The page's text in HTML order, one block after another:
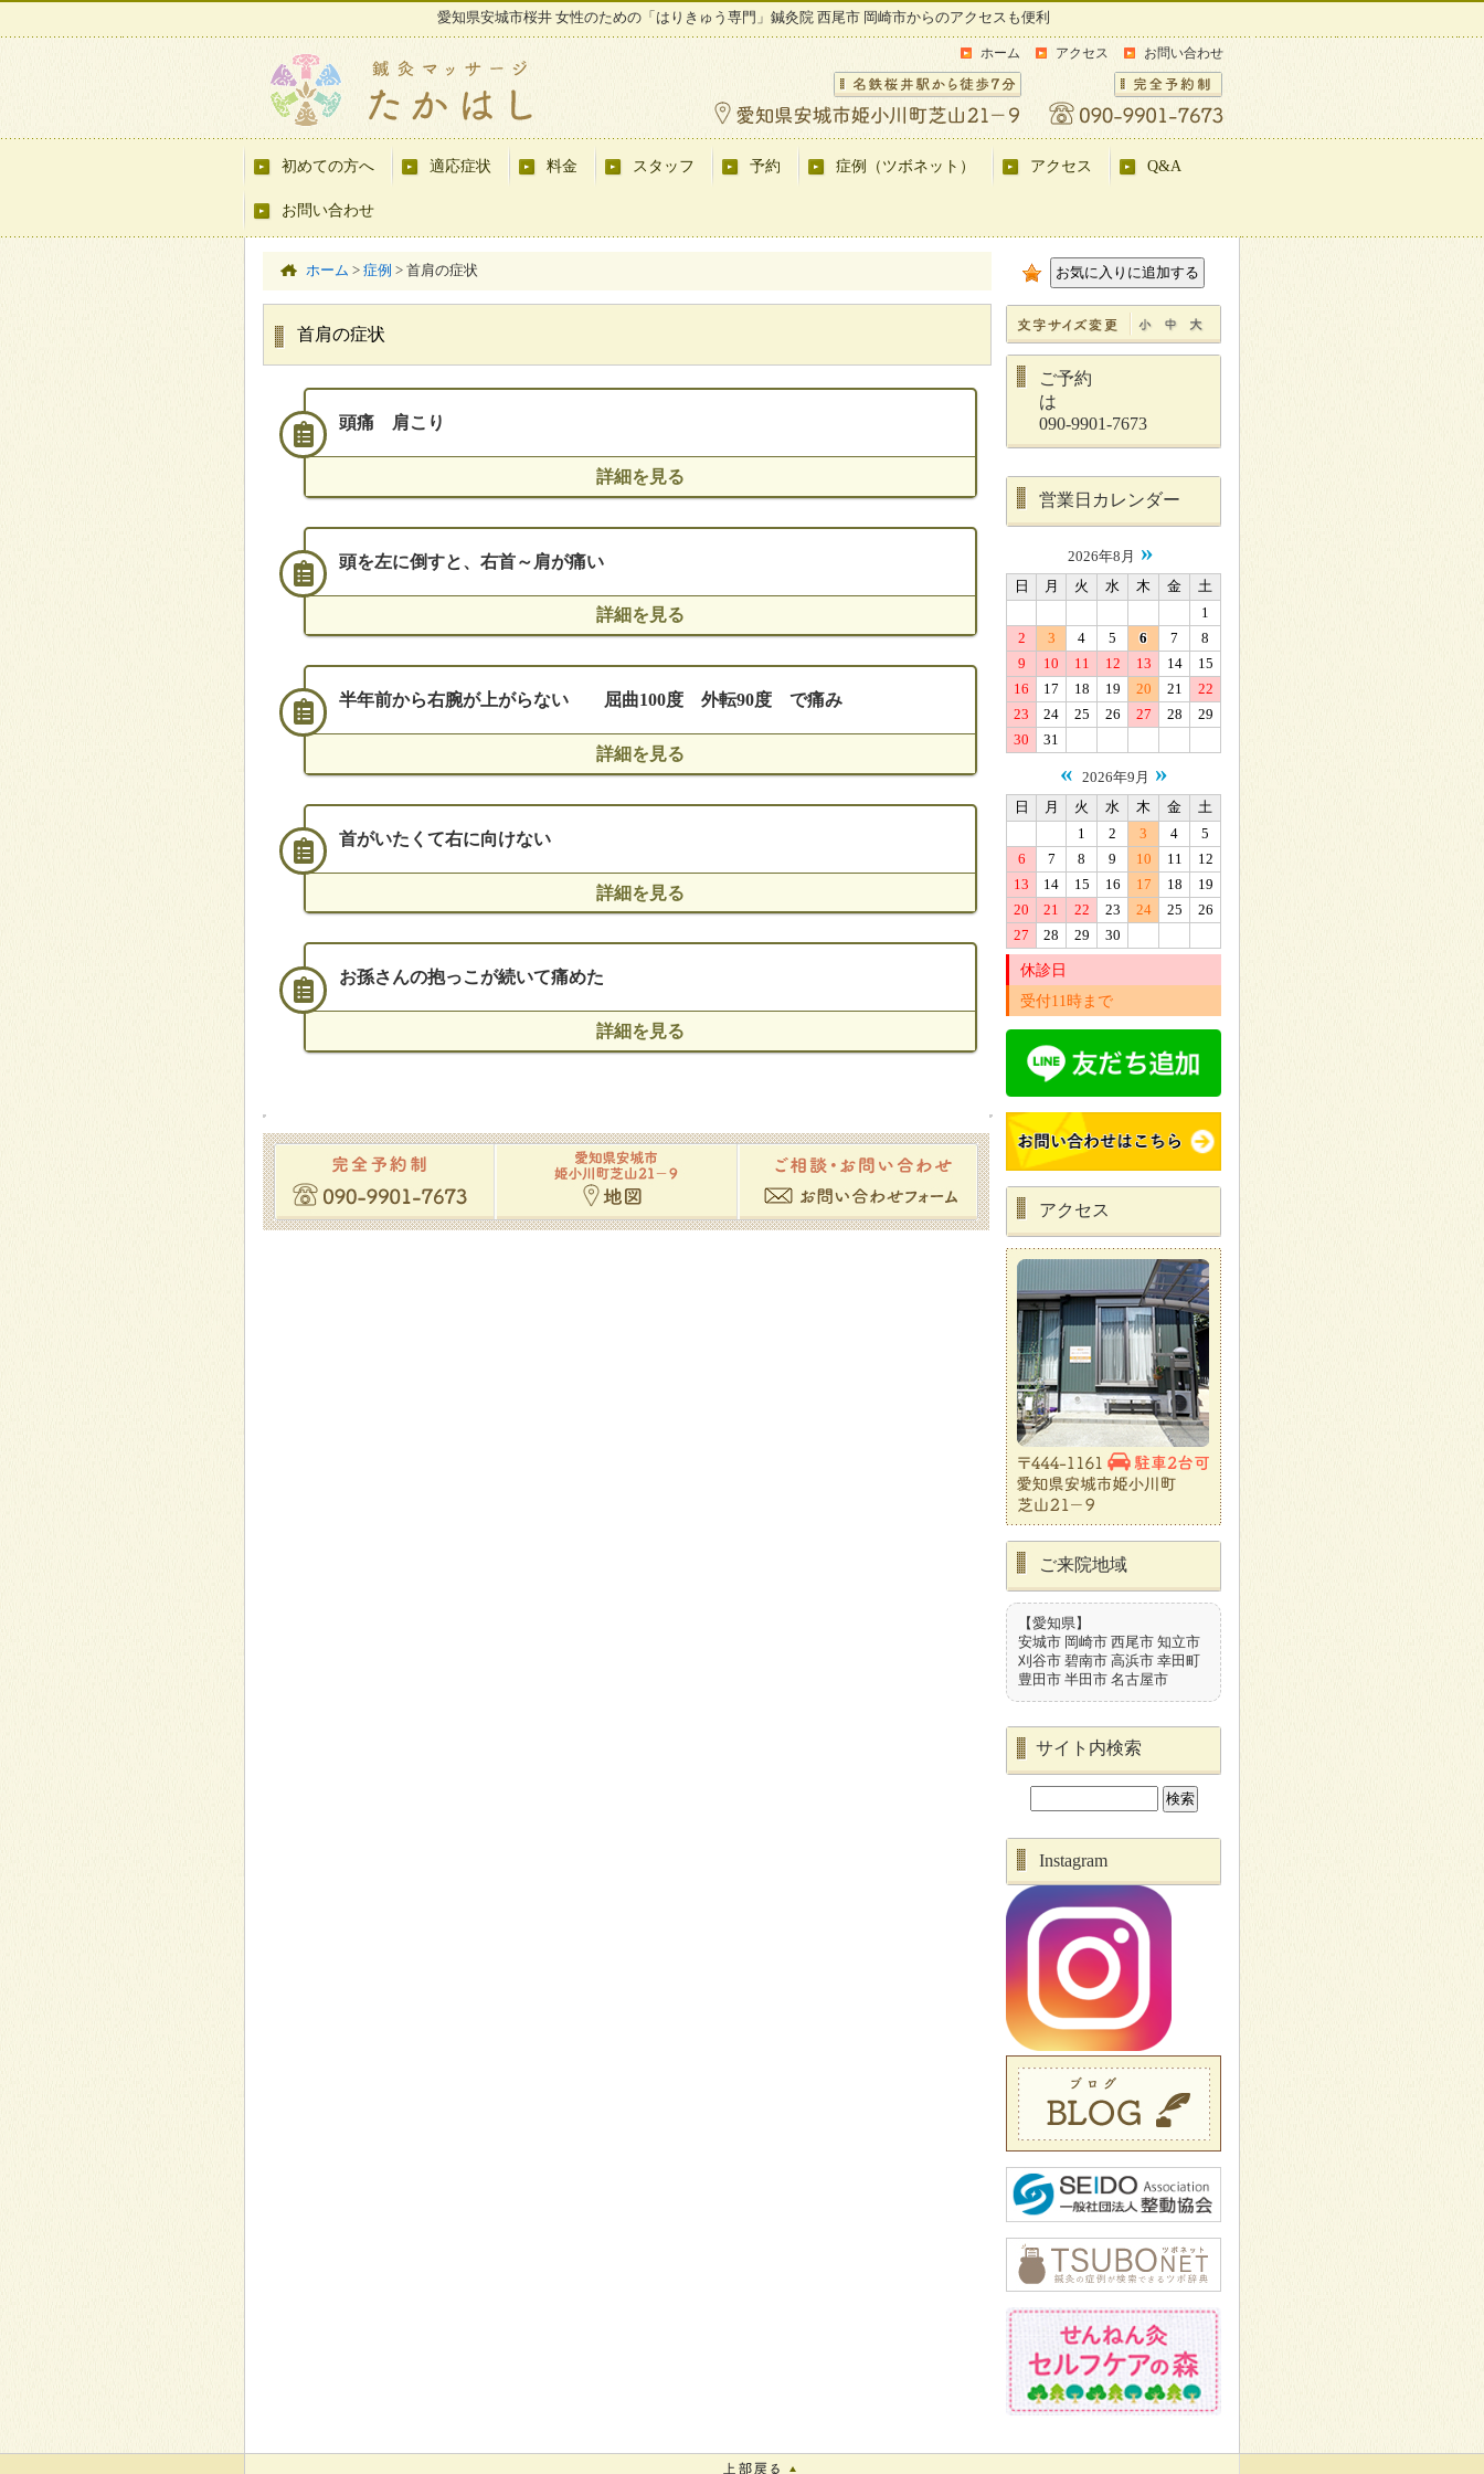
愛知県安城市桜井 女性のための「はりきゅう専門」鍼灸院 西尾市 岡崎市からのアクセスも便利
ホーム アクセス お問い合わせ
初めての方へ 適応症状 料金 スタッフ 予約 症例（ツボネット） アクセス Q&A
お問い合わせ
ホーム > 症例 > 首肩の症状
首肩の症状
頭痛 肩こり
詳細を見る
来院
外谷R T4（３）R 三陰交LR骨盤回し
頻度
一か月に一回
通院回数
頭を左に倒すと、右首～肩が痛い
詳細を見る
来院 使用したツボ
懸鐘R 内谷R 骨盤回し
頻度
2週に1回
通院回数
半年前から右腕が上がらない 屈曲100度 外転90度 で痛み
詳細を見る
来院
後谿R 手三里Ｒ 肩甲骨上角Ｒ
頻度
月１回
通院回数
首がいたくて右に向けない
詳細を見る
来院
後谿R 陽輔R T5（４）R
月に2回 2回
お孫さんの抱っこが続いて痛めた
詳細を見る
2020年6月 70代女性 精霊ＬR Ｔ12（３）ＬＲ
頻度 通院回数
ご予約
は
090-9901-7673
営業日カレンダー
2026年8月 »
日 月 火 水 木 金
土
1
2
3 4 5 6 7
8
9
10 11 12 13 14
15
16
17 18 19 20 21
22
23
24 25 26 27 28
29
30
31
« 2026年9月 »
日 月 火 水 木 金
土
1
2 3 4
5
6
7 8 9 10 11
12
13
14 15 16 17 18
19
20
21 22 23 24 25
26
27
28 29 30
休診日
受付11時まで
アクセス
ご来院地域
【愛知県】
安城市 岡崎市 西尾市 知立市
刈谷市 碧南市 高浜市 幸田町
豊田市 半田市 名古屋市
サイト内検索
Instagram